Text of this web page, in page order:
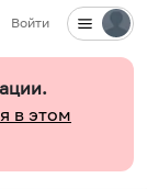
Войти
в этом